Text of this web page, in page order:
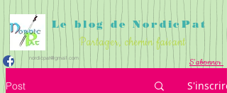
Le blog de NordicPat
Partager, chemin faisant
nordicpat@gmail.com S'abonner
S'ENTRAINER ELARGIR
Post S'inscrire